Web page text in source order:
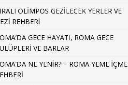
OLİMPOS GEZİLECEK YERLER VE
REHBERİ
GECE HAYATI, ROMA GECE
VE BARLAR
NE YENİR? – ROMA YEME İÇME